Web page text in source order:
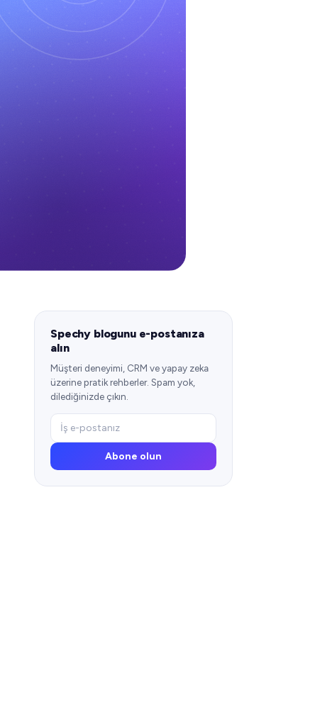
Spechy blogunu e-postanıza
alın
Müşteri deneyimi, CRM ve yapay zeka
üzerine pratik rehberler. Spam yok,
dilediğinizde çıkın.
Abone olun